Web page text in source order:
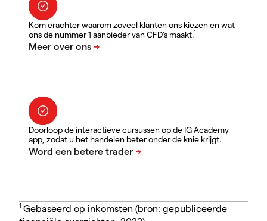
Kom erachter waarom zoveel klanten ons kiezen en wat
ons de nummer 1 aanbieder van CFD's maakt.1
Doorloop de interactieve cursussen op de IG Academy
app, zodat u het handelen beter onder de knie krijgt.
1 Gebaseerd op inkomsten (bron: gepubliceerde